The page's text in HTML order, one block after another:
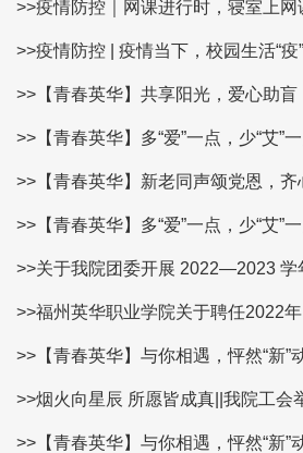
>>疫情防控｜网课进行时，寝室上网
>>疫情防控 | 疫情当下，校园生活“疫
>>【青春英华】共享阳光，爱心助盲
>>【青春英华】多“爱”一点，少“艾”
>>【青春英华】新老同声颂党恩，齐
>>【青春英华】多“爱”一点，少“艾”
>>关于我院团委开展 2022—2023 学
>>福州英华职业学院关于聘任2022
>>【青春英华】与你相遇，怦然“新
>>烟火向星辰 所愿皆成真||我院工会
>>【青春英华】与你相遇，怦然“新